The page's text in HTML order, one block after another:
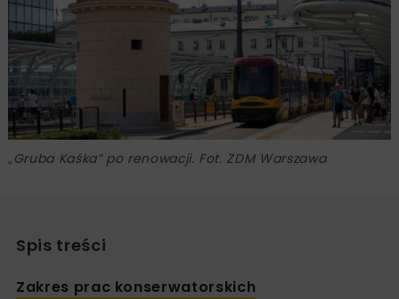
„Gruba Kaśka” po renowacji. Fot. ZDM Warszawa
Spis treści
Zakres prac konserwatorskich